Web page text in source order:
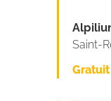
Saint-
Gratuit